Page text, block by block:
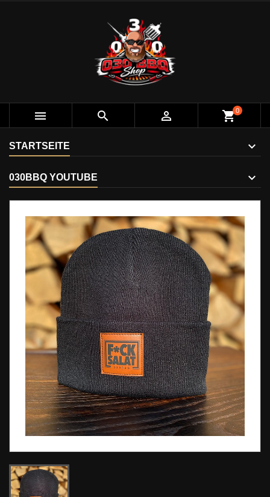
   shopping_cart0
STARTSEITE
030BBQ YOUTUBE